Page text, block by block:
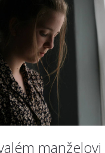
manželovi